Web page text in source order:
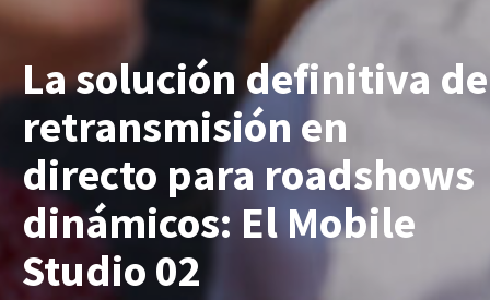
La solución definitiva de
retransmisión en
directo para roadshows
dinámicos: El Mobile
Studio 02